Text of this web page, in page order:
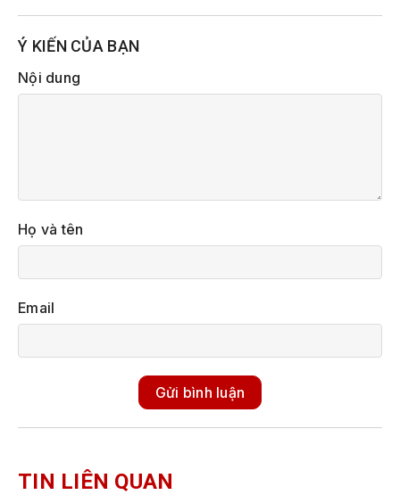
Ý KIẾN CỦA BẠN
Nội dung
Họ và tên
Email
Gửi bình luận
TIN LIÊN QUAN